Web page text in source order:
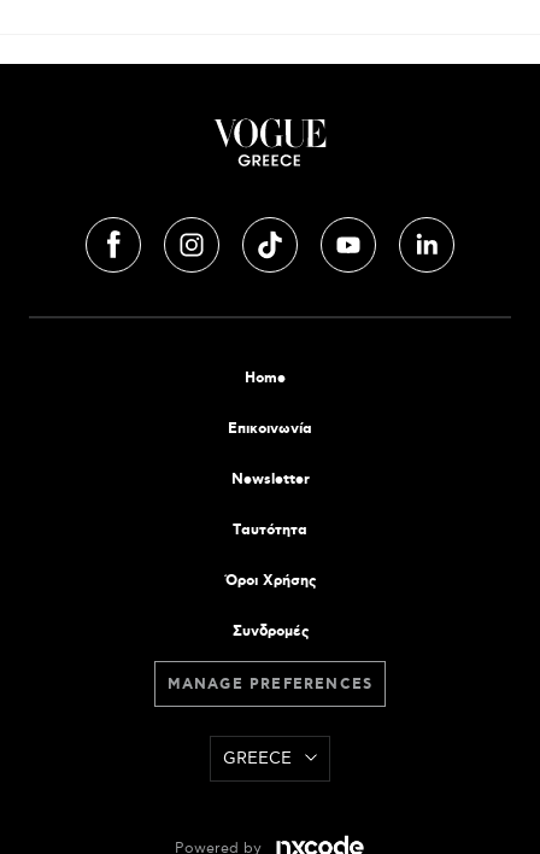
Home
Επικοινωνία
Newsletter
Tαυτότητα
Όροι Χρήσης
Συνδρομές
MANAGE PREFERENCES
GREECE
Powered by